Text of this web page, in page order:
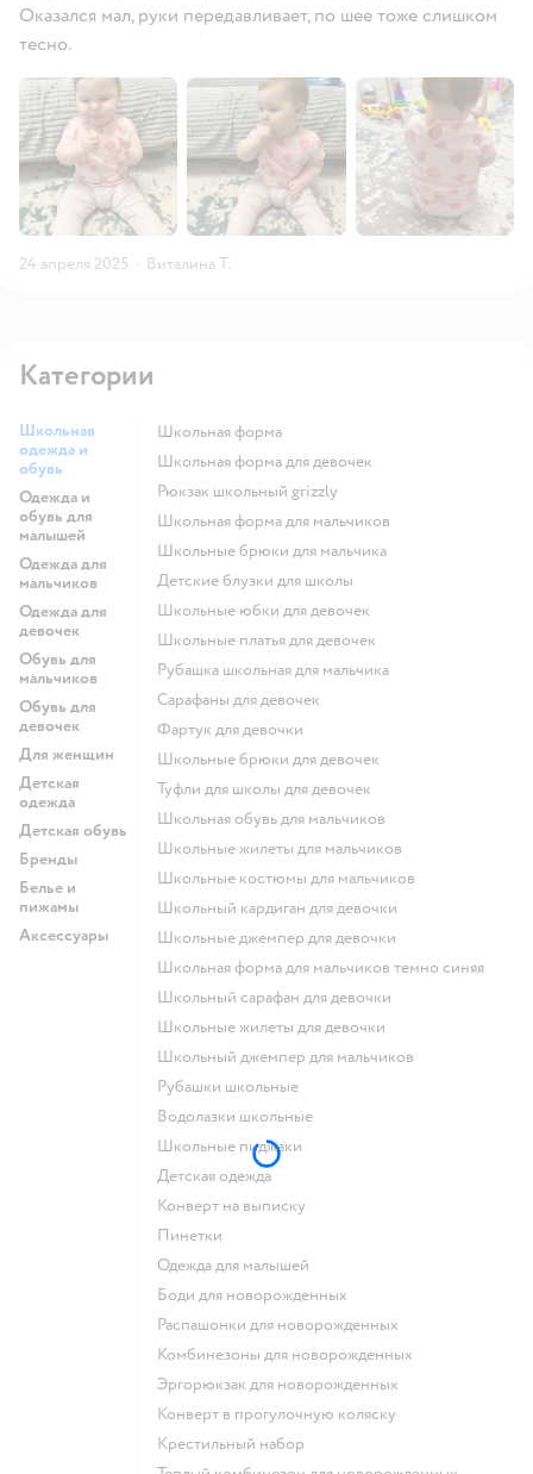
Оказался мал, руки передавливает, по шее тоже слишком
тесно.
24 апреля 2025 · Виталина T.
Категории
Школьная
одежда и
обувь
Одежда и
обувь для
малышей
Одежда для
мальчиков
Одежда для
девочек
Обувь для
мальчиков
Обувь для
девочек
Для женщин
Детская
одежда
Детская обувь
Бренды
Белье и
пижамы
Аксессуары
Школьная форма
Школьная форма для девочек
Рюкзак школьный grizzly
Школьная форма для мальчиков
Школьные брюки для мальчика
Детские блузки для школы
Школьные юбки для девочек
Школьные платья для девочек
Рубашка школьная для мальчика
Сарафаны для девочек
Фартук для девочки
Школьные брюки для девочек
Туфли для школы для девочек
Школьная обувь для мальчиков
Школьные жилеты для мальчиков
Школьные костюмы для мальчиков
Школьный кардиган для девочки
Школьные джемпер для девочки
Школьная форма для мальчиков темно синяя
Школьный сарафан для девочки
Школьные жилеты для девочки
Школьный джемпер для мальчиков
Рубашки школьные
Водолазки школьные
Школьные пиджаки
Детская одежда
Конверт на выписку
Пинетки
Одежда для малышей
Боди для новорожденных
Распашонки для новорожденных
Комбинезоны для новорожденных
Эргорюкзак для новорожденных
Конверт в прогулочную коляску
Крестильный набор